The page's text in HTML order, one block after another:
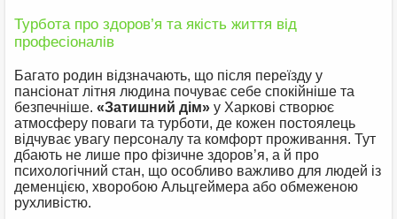
Турбота про здоров’я та якість життя від
професіоналів
Багато родин відзначають, що після переїзду у
пансіонат літня людина почуває себе спокійніше та
безпечніше.«Затишний дім» у Харкові створює
атмосферу поваги та турботи, де кожен постоялець
відчуває увагу персоналу та комфорт проживання. Тут
дбають не лише про фізичне здоров’я, а й про
психологічний стан, що особливо важливо для людей із
деменцією, хворобою Альцгеймера або обмеженою
рухливістю.